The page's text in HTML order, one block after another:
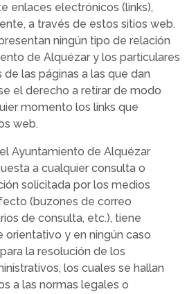
enlaces electrónicos (links),
a través de estos sitios web.
ningún tipo de relación
de Alquézar y los particulares
las páginas a las que dan
el derecho a retirar de modo
momento los links que
web.
Ayuntamiento de Alquézar
a cualquier consulta o
solicitada por los medios
(buzones de correo
de consulta, etc.), tiene
y en ningún caso
la resolución de los
los cuales se hallan
a las normas legales o